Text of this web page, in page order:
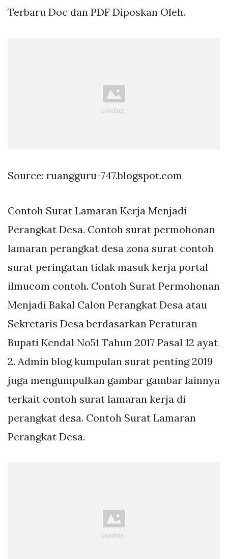
Terbaru Doc dan PDF Diposkan Oleh.
Source: ruangguru-747.blogspot.com
Contoh Surat Lamaran Kerja Menjadi
Perangkat Desa. Contoh surat permohonan
lamaran perangkat desa zona surat contoh
surat peringatan tidak masuk kerja portal
ilmucom contoh. Contoh Surat Permohonan
Menjadi Bakal Calon Perangkat Desa atau
Sekretaris Desa berdasarkan Peraturan
Bupati Kendal No51 Tahun 2017 Pasal 12 ayat
2. Admin blog kumpulan surat penting 2019
juga mengumpulkan gambar gambar lainnya
terkait contoh surat lamaran kerja di
perangkat desa. Contoh Surat Lamaran
Perangkat Desa.